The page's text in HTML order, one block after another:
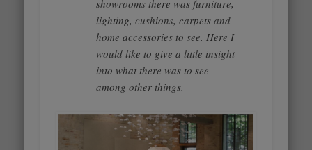
showrooms there was furniture,
lighting, cushions, carpets and
home accessories to see. Here I
would like to give a little insight
into what there was to see
among other things.